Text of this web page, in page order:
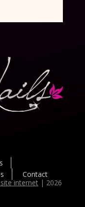
Contact
internet| 2026